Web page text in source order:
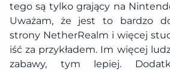
tego są tylko grający na
Uważam, że jest to bardzo
strony NetherRealm i więcej
iść za przykładem. Im więcej
zabawy, tym lepiej.